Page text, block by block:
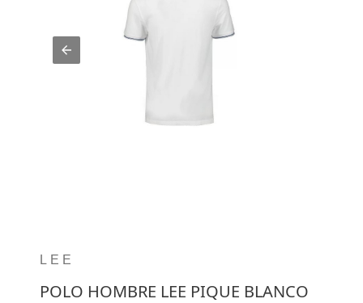
LEE
POLO HOMBRE LEE PIQUE BLANCO